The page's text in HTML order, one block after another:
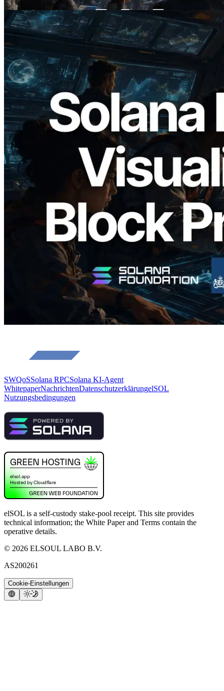
Lesen Sie diesen Artikel
2026.05.24
Validators Solutions veröffentlicht Solana
Block Analyzer – Visualisierung der
Blockproduktionszeit pro Slot und der
zugewiesenen Validatoren
Lesen Sie diesen Artikel
SWQoSSolana RPCSolana KI-Agent
WhitepaperNachrichtenDatenschutzerklärungelSOL
Nutzungsbedingungen
elSOL is a self-custody stake-pool receipt. This site provides
technical information; the White Paper and Terms contain the
operative details.
© 2026 ELSOUL LABO B.V.
AS200261
Cookie-Einstellungen